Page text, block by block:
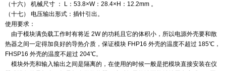
（十六） 机械尺寸 ： L：53.8×W：28.4×H：12.2mm 。
（十七） 电压输出形式：插针引出。
使用要求：
由于模块满负载工作时有将近 2W 的功耗且它的体积小，所以电源外壳要和散
热器之间一定得加良好的导热介质，保证模块 FHP16 外壳的温度不超过 185℃，
FHSP16 外壳的温度不超过 204℃。
模块外壳和输入输出之间是隔离的，在使用的时候一般是把模块直接安装在仪